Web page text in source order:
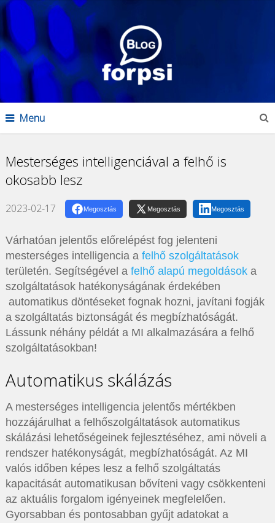
Menu
Mesterséges intelligenciával a felhő is
okosabb lesz
2023-02-17 Megosztás Megosztás Megosztás
Várhatóan jelentős előrelépést fog jelenteni
mesterséges intelligencia a felhő szolgáltatások
területén. Segítségével a felhő alapú megoldásoka
szolgáltatások hatékonyságának érdekében
automatikus döntéseket fognak hozni, javítani fogják
a szolgáltatás biztonságát és megbízhatóságát.
Lássunk néhány példát a MI alkalmazására a felhő
szolgáltatásokban!
Automatikus skálázás
A mesterséges intelligencia jelentős mértékben
hozzájárulhat a felhőszolgáltatások automatikus
skálázási lehetőségeinek fejlesztéséhez, ami növeli a
rendszer hatékonyságát, megbízhatóságát. Az MI
valós időben képes lesz a felhő szolgáltatás
kapacitását automatikusan bővíteni vagy csökkenteni
az aktuális forgalom igényeinek megfelelően.
Gyorsabban és pontosabban gyűjt adatokat a